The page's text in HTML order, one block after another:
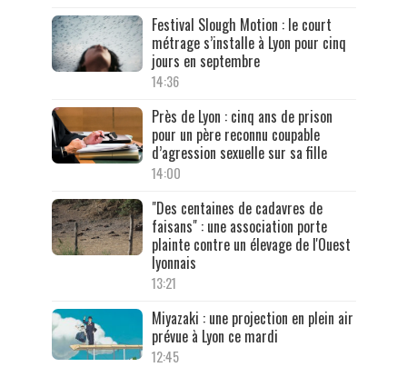
Festival Slough Motion : le court
métrage s’installe à Lyon pour cinq
jours en septembre
14:36
Près de Lyon : cinq ans de prison
pour un père reconnu coupable
d’agression sexuelle sur sa fille
14:00
"Des centaines de cadavres de
faisans" : une association porte
plainte contre un élevage de l'Ouest
lyonnais
13:21
Miyazaki : une projection en plein air
prévue à Lyon ce mardi
12:45